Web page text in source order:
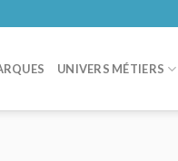
UNIVERS MÉTIERS